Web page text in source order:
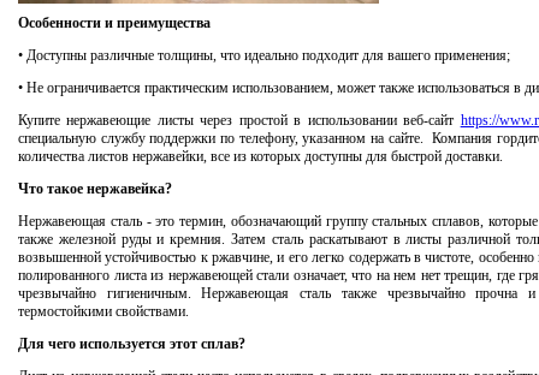
Особенности и преимущества
• Доступны различные толщины, что идеально подходит для вашего применения;
• Не ограничивается практическим использованием, может также использоваться в
Купите нержавеющие листы через простой в использовании веб-сайт https://
специальную службу поддержки по телефону, указанном на сайте. Компания
количества листов нержавейки, все из которых доступны для быстрой доставки.
Что такое нержавейка?
Нержавеющая сталь - это термин, обозначающий группу стальных сплавов,
также железной руды и кремния. Затем сталь раскатывают в листы различной
возвышенной устойчивостью к ржавчине, и его легко содержать в чистоте,
полированного листа из нержавеющей стали означает, что на нем нет трещин, где
чрезвычайно гигиеничным. Нержавеющая сталь также чрезвычайно прочна
термостойкими свойствами.
Для чего используется этот сплав?